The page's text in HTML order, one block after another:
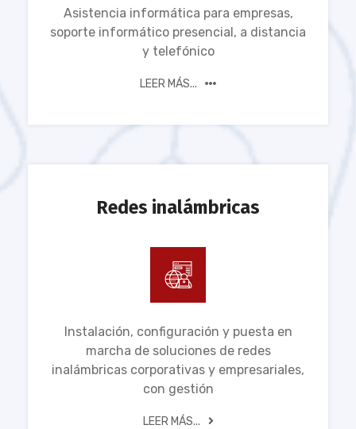
Asistencia informática para empresas,
soporte informático presencial, a distancia
y telefónico
LEER MÁS...
Redes inalámbricas
Instalación, configuración y puesta en
marcha de soluciones de redes
inalámbricas corporativas y empresariales,
con gestión
LEER MÁS...